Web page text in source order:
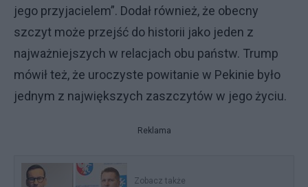
jego przyjacielem”. Dodał również, że obecny
szczyt może przejść do historii jako jeden z
najważniejszych w relacjach obu państw. Trump
mówił też, że uroczyste powitanie w Pekinie było
jednym z największych zaszczytów w jego życiu.
Reklama
Zobacz także